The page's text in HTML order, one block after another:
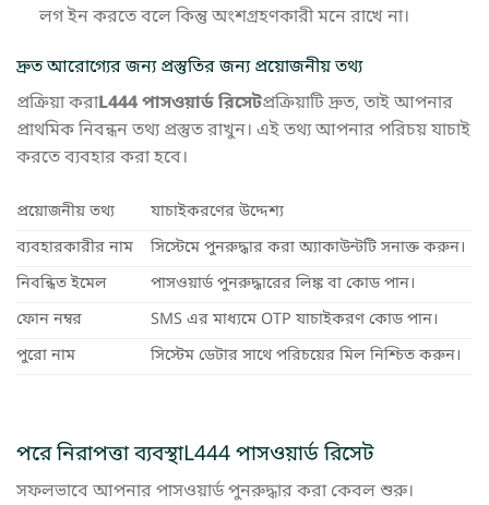
লগ ইন করতে বলে কিন্তু অংশগ্রহণকারী মনে রাখে না।
দ্রুত আরোগ্যের জন্য প্রস্তুতির জন্য প্রয়োজনীয় তথ্য
প্রক্রিয়া করাL444 পাসওয়ার্ড রিসেটপ্রক্রিয়াটি দ্রুত, তাই আপনার
প্রাথমিক নিবন্ধন তথ্য প্রস্তুত রাখুন। এই তথ্য আপনার পরিচয় যাচাই
করতে ব্যবহার করা হবে।
প্রয়োজনীয় তথ্য
যাচাইকরণের উদ্দেশ্য
ব্যবহারকারীর নাম
সিস্টেমে পুনরুদ্ধার করা অ্যাকাউন্টটি সনাক্ত করুন।
নিবন্ধিত ইমেল
পাসওয়ার্ড পুনরুদ্ধারের লিঙ্ক বা কোড পান।
ফোন নম্বর
SMS এর মাধ্যমে OTP যাচাইকরণ কোড পান।
পুরো নাম
সিস্টেম ডেটার সাথে পরিচয়ের মিল নিশ্চিত করুন।
পরে নিরাপত্তা ব্যবস্থাL444 পাসওয়ার্ড রিসেট
সফলভাবে আপনার পাসওয়ার্ড পুনরুদ্ধার করা কেবল শুরু।